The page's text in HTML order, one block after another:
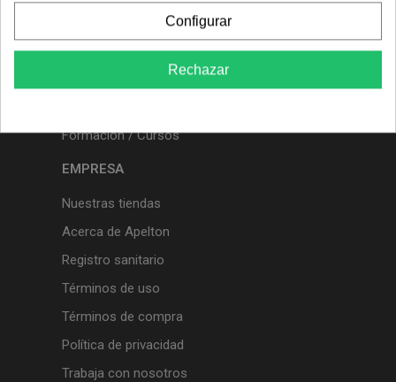
Venta de equipamiento
Formación / Cursos
EMPRESA
Nuestras tiendas
Acerca de Apelton
Registro sanitario
Términos de uso
Términos de compra
Política de privacidad
Trabaja con nosotros
Configurar
Rechazar